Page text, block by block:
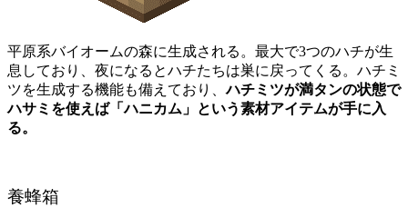
平原系バイオームの森に生成される。最大で3つのハチが生
息しており、夜になるとハチたちは巣に戻ってくる。ハチミ
ツを生成する機能も備えており、ハチミツが満タンの状態で
ハサミを使えば「ハニカム」という素材アイテムが手に入
る。
養蜂箱